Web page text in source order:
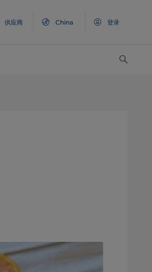
供应商 China 登录